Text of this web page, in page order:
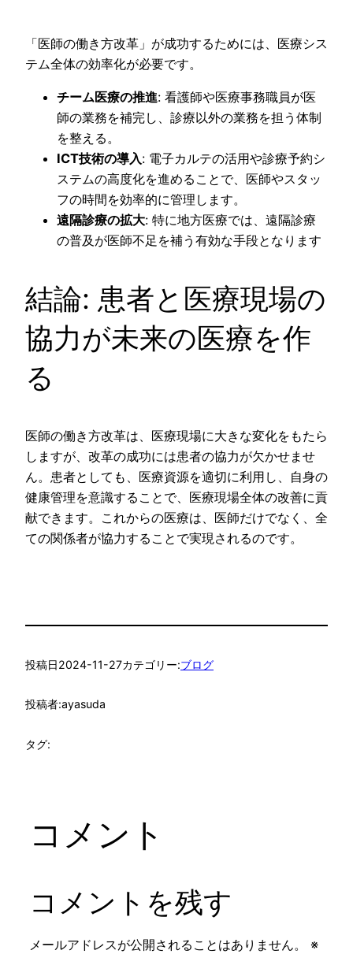
「医師の働き方改革」が成功するためには、医療シス
テム全体の効率化が必要です。
チーム医療の推進: 看護師や医療事務職員が医
師の業務を補完し、診療以外の業務を担う体制
を整える。
ICT技術の導入: 電子カルテの活用や診療予約シ
ステムの高度化を進めることで、医師やスタッ
フの時間を効率的に管理します。
遠隔診療の拡大: 特に地方医療では、遠隔診療
の普及が医師不足を補う有効な手段となります
結論: 患者と医療現場の
協力が未来の医療を作
る
医師の働き方改革は、医療現場に大きな変化をもたら
しますが、改革の成功には患者の協力が欠かせませ
ん。患者としても、医療資源を適切に利用し、自身の
健康管理を意識することで、医療現場全体の改善に貢
献できます。これからの医療は、医師だけでなく、全
ての関係者が協力することで実現されるのです。
投稿日2024-11-27カテゴリー:ブログ
投稿者:ayasuda
タグ:
コメント
コメントを残す
メールアドレスが公開されることはありません。
※